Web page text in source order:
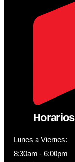
Horarios
Lunes a Viernes:
8:30am - 6:00pm